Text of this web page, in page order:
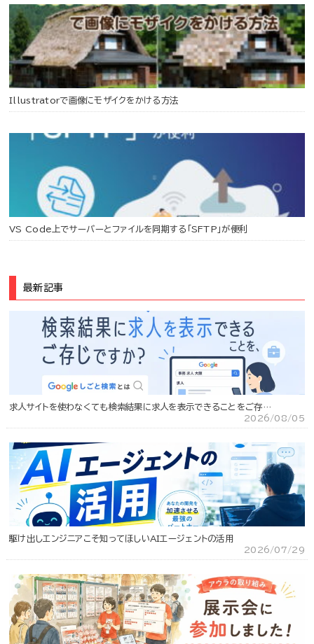
Illustratorで画像にモザイクをかける方法
VS Code上でサーバーとファイルを同期する「SFTP」が便利
最新記事
求人サイトを使わなくても検索結果に求人を表示できることをご存…
2026/08/05
駆け出しエンジニアこそ知ってほしいAIエージェントの活用
2026/07/29